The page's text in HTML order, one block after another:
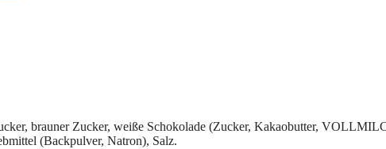
brauner Zucker, weiße Schokolade (Zucker, Kakaobutter,
(Backpulver, Natron), Salz.